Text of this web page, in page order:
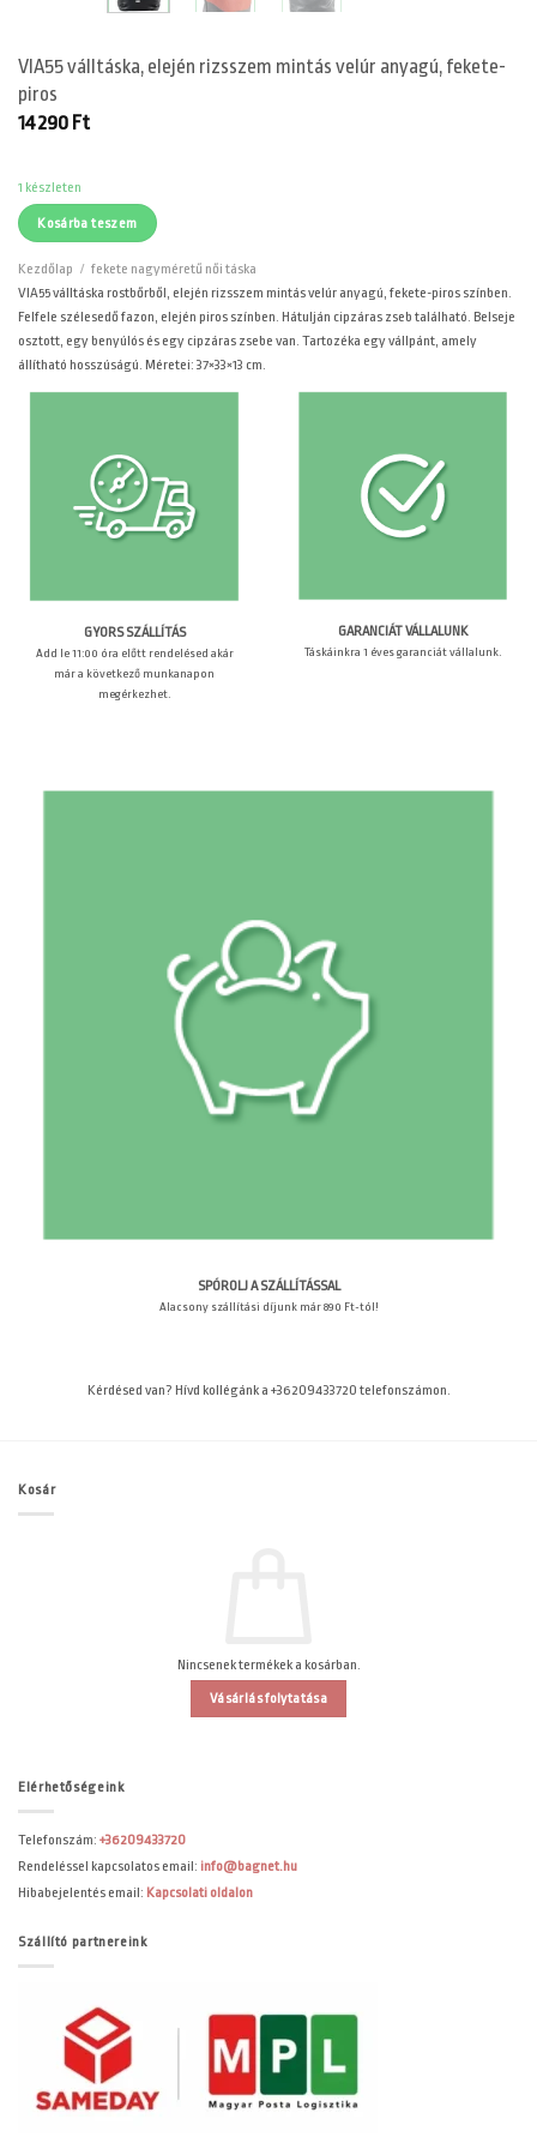
VIA55 válltáska, elején rizsszem mintás velúr anyagú, fekete-
piros
14290 Ft
1 készleten
Kosárba teszem
Kezdőlap / fekete nagyméretű női táska
VIA55 válltáska rostbőrből, elején rizsszem mintás velúr anyagú, fekete-piros színben.
Felfele szélesedő fazon, elején piros színben. Hátulján cipzáras zseb található. Belseje
osztott, egy benyúlós és egy cipzáras zsebe van. Tartozéka egy vállpánt, amely
állítható hosszúságú. Méretei: 37×33×13 cm.
GYORS SZÁLLÍTÁS
Add le 11:00 óra előtt rendelésed akár
már a következő munkanapon
megérkezhet.
GARANCIÁT VÁLLALUNK
Táskáinkra 1 éves garanciát vállalunk.
SPÓROLJ A SZÁLLÍTÁSSAL
Alacsony szállítási díjunk már 890 Ft-tól!
Kérdésed van? Hívd kollégánk a +36209433720 telefonszámon.
Kosár
Nincsenek termékek a kosárban.
Vásárlás folytatása
Elérhetőségeink
Telefonszám: +36209433720
Rendeléssel kapcsolatos email: info@bagnet.hu
Hibabejelentés email: Kapcsolati oldalon
Szállító partnereink